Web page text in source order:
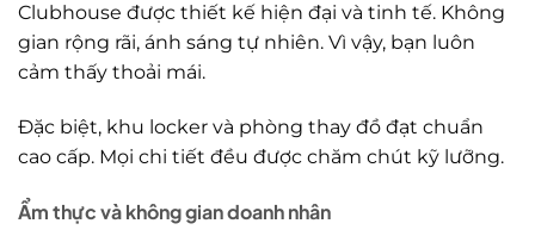
Clubhouse được thiết kế hiện đại và tinh tế. Không
gian rộng rãi, ánh sáng tự nhiên. Vì vậy, bạn luôn
cảm thấy thoải mái.
Đặc biệt, khu locker và phòng thay đồ đạt chuẩn
cao cấp. Mọi chi tiết đều được chăm chút kỹ lưỡng.
Ẩm thực và không gian doanh nhân